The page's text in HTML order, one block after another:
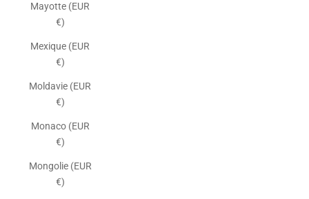
Mayotte (EUR
€)
Mexique (EUR
€)
Moldavie (EUR
€)
Monaco (EUR
€)
Mongolie (EUR
€)